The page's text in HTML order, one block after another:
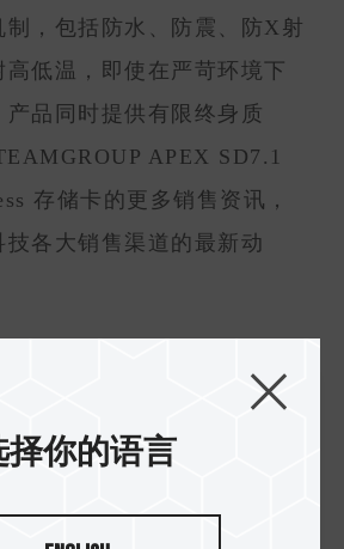
，包括防水、防震、防X射
低温，即使在严苛环境下
品同时提供有限终身质
APEX SD7.1
存储卡的更多销售资讯，
各大销售渠道的最新动
择你的语言